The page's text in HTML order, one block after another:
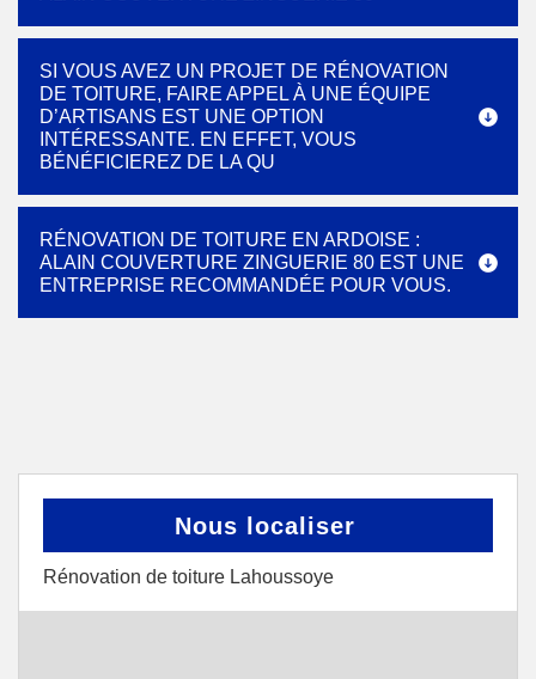
SI VOUS AVEZ UN PROJET DE RÉNOVATION
DE TOITURE, FAIRE APPEL À UNE ÉQUIPE
D’ARTISANS EST UNE OPTION
INTÉRESSANTE. EN EFFET, VOUS
BÉNÉFICIEREZ DE LA QU
RÉNOVATION DE TOITURE EN ARDOISE :
ALAIN COUVERTURE ZINGUERIE 80 EST UNE
ENTREPRISE RECOMMANDÉE POUR VOUS.
Nous localiser
Rénovation de toiture Lahoussoye